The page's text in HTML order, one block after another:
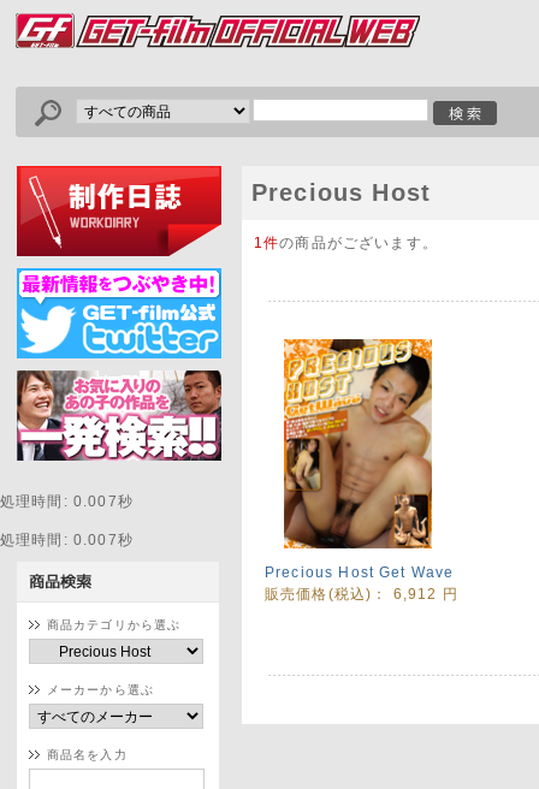
処理時間: 0.007秒
処理時間: 0.007秒
商品カテゴリから選ぶ
メーカーから選ぶ
商品名を入力
Precious Host
1件の商品がございます。
Precious Host Get Wave
販売価格(税込)： 6,912 円